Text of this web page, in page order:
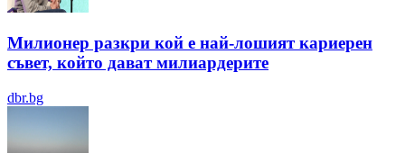
Милионер разкри кой е най-лошият кариерен
съвет, който дават милиардерите
dbr.bg